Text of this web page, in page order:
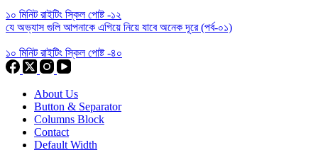
১০ মিনিট রাইটিং স্কিল পোষ্ট -১২
যে অভ্যাস গুলি আপনাকে এগিয়ে নিয়ে যাবে অনেক দূরে (পর্ব-০১)
১০ মিনিট রাইটিং স্কিল পোষ্ট -৪০
About Us
Button & Separator
Columns Block
Contact
Default Width